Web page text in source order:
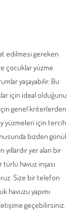
edilmesi gereken
çocuklar yüzme
yaşayabilir. Bu
için ideal olduğunu
için genel kriterlerden
yüzmeleri için tercih
bizden gönül
yıllardır yer alan bir
havuz inşası
Size bir telefon
havuzu yapımı
geçebilirsiniz.